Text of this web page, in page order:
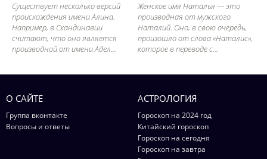
Существует несколько версий
происхождения имени Алина.
Например, в Скандинавии
считают, что оно является
производной от имени Адел...
Женское имя Наталья — это
производная от мужского
Наталий. Оно, в свою очередь,
произошло от слова «Наталис»,
которое в переводе с...
О САЙТЕ
Группа вконтакте
Вопросы и ответы
АСТРОЛОГИЯ
Гороскоп на 2024 год
Китайский гороскоп
Гороскоп на сегодня
Гороскоп на завтра